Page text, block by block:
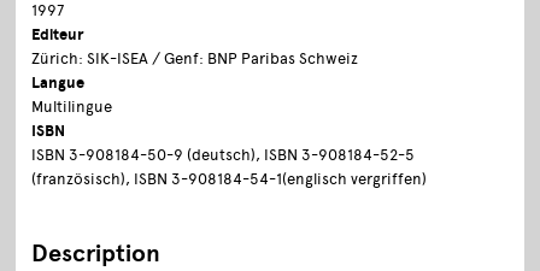
1997
Editeur
Zürich: SIK-ISEA / Genf: BNP Paribas Schweiz
Langue
Multilingue
ISBN
ISBN 3-908184-50-9 (deutsch), ISBN 3-908184-52-5
(französisch), ISBN 3-908184-54-1(englisch vergriffen)
Description